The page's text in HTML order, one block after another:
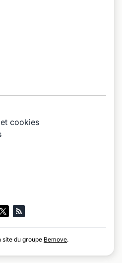
cookies
du groupe Bemove.